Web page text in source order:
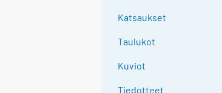
Katsaukset
Taulukot
Kuviot
Tiedotteet